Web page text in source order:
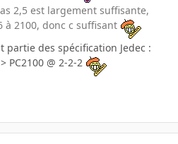
2,5 est largement suffisante,
2100, donc c suffisant
des spécification Jedec :
PC2100 @ 2-2-2